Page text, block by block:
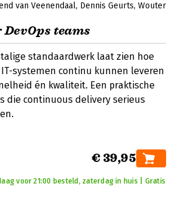
van Veenendaal Dennis Geurts Wouter
teams
standaardwerk laat zien hoe
IT-systemen continu kunnen leveren
én kwaliteit. Een praktische
die continuous delivery serieus
€ 39,95
voor 21:00 besteld, zaterdag in huis | Gratis